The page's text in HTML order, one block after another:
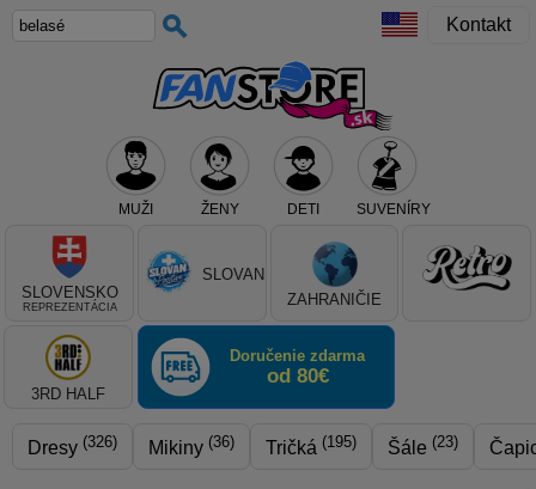
Kontakt
MUŽI ŽENY DETI SUVENÍRY
Teraz vyberte klub, alebo typ výrobku
SLOVENSKO
REPREZENTÁCIA
SLOVAN
ZAHRANIČIE
3RD HALF
Doručenie zdarma
od 80€
Dresy (326) Mikiny (36) Tričká (195) Šále (23)